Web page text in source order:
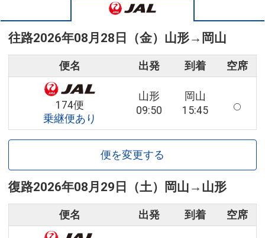
往路2026年08月28日（金） 山形→ 岡山
便名 出発 到着 空席
174便
乗継便あり
山形
09:50
岡山
15:45
便を変更する
復路2026年08月29日（土） 岡山 → 山形
便名 出発 到着 空席